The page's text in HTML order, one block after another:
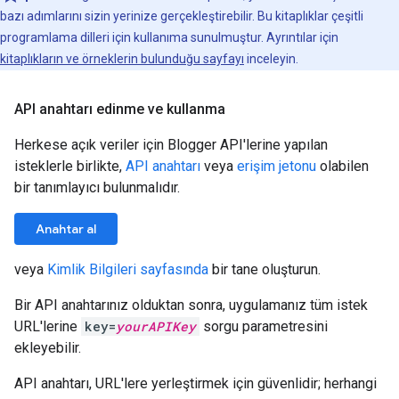
bazı adımlarını sizin yerinize gerçekleştirebilir. Bu kitaplıklar çeşitli
programlama dilleri için kullanıma sunulmuştur. Ayrıntılar için
kitaplıkların ve örneklerin bulunduğu sayfayı inceleyin.
API anahtarı edinme ve kullanma
Herkese açık veriler için Blogger API'lerine yapılan
isteklerle birlikte, API anahtarı veya erişim jetonu olabilen
bir tanımlayıcı bulunmalıdır.
Anahtar al
veya Kimlik Bilgileri sayfasında bir tane oluşturun.
Bir API anahtarınız olduktan sonra, uygulamanız tüm istek
URL'lerine key=yourAPIKey sorgu parametresini
ekleyebilir.
API anahtarı, URL'lere yerleştirmek için güvenlidir; herhangi